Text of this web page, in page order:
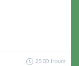
25:00 Hours